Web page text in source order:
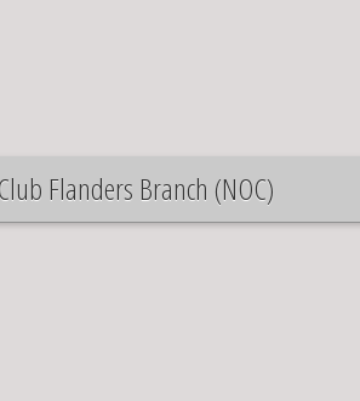
Flanders Branch (NOC)